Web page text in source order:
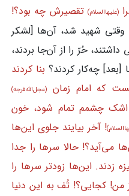
(علیهاالسلام) تقصیرش چه بود؟!
وقتی شهید شد، آن‌ها [لشکر
حُرّ را از آن‌جا بردند،
چه‌کار کردند؟ بنا کردند
که امام زمان
(عجل‌الله‌فرجه)
اشک چشمم تمام شود، خون
! آخر بیایند جلوی این‌ها
می‌آید؟! حالا سرها را جدا
زدند. این‌ها زودتر سرها را
من! کجایی؟! تُف به این دنیا